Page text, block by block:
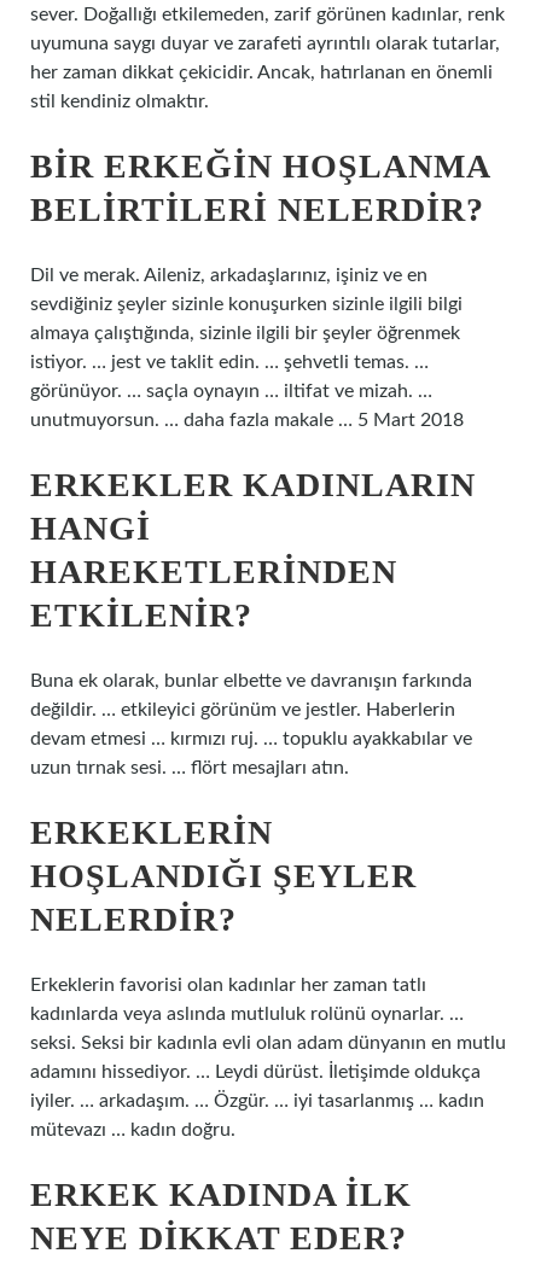
sever. Doğallığı etkilemeden, zarif görünen kadınlar, renk
uyumuna saygı duyar ve zarafeti ayrıntılı olarak tutarlar,
her zaman dikkat çekicidir. Ancak, hatırlanan en önemli
stil kendiniz olmaktır.
BIR ERKEĞIN HOŞLANMA
BELIRTILERI NELERDIR?
Dil ve merak. Aileniz, arkadaşlarınız, işiniz ve en
sevdiğiniz şeyler sizinle konuşurken sizinle ilgili bilgi
almaya çalıştığında, sizinle ilgili bir şeyler öğrenmek
istiyor. … jest ve taklit edin. … şehvetli temas. …
görünüyor. … saçla oynayın … iltifat ve mizah. …
unutmuyorsun. … daha fazla makale … 5 Mart 2018
ERKEKLER KADINLARIN
HANGI
HAREKETLERINDEN
ETKILENIR?
Buna ek olarak, bunlar elbette ve davranışın farkında
değildir. … etkileyici görünüm ve jestler. Haberlerin
devam etmesi … kırmızı ruj. … topuklu ayakkabılar ve
uzun tırnak sesi. … flört mesajları atın.
ERKEKLERIN
HOŞLANDIĞI ŞEYLER
NELERDIR?
Erkeklerin favorisi olan kadınlar her zaman tatlı
kadınlarda veya aslında mutluluk rolünü oynarlar. …
seksi. Seksi bir kadınla evli olan adam dünyanın en mutlu
adamını hissediyor. … Leydi dürüst. İletişimde oldukça
iyiler. … arkadaşım. … Özgür. … iyi tasarlanmış … kadın
mütevazı … kadın doğru.
ERKEK KADINDA ILK
NEYE DIKKAT EDER?